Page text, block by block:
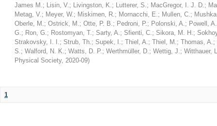
James M.; Lisin, V.; Livingston, K.; Lutterer, S.; MacGregor, I. J. D.;
Metag, V.; Meyer, W.; Miskimen, R.; Mornacchi, E.; Mullen, C.;
Oberle, M.; Ostrick, M.; Otte, P. B.; Pedroni, P.; Polonski, A.; Powell, A.
G.; Ron, G.; Rostomyan, T.; Sarty, A.; Sfienti, C.; Sikora, M. H.;
Strakovsky, I. I.; Strub, Th.; Supek, I.; Thiel, A.; Thiel, M.; Thomas, A.;
S.; Walford, N. K.; Watts, D. P.; Werthmüller, D.; Wettig, J.; Witthauer,
Physical Society, 2020-09)
1